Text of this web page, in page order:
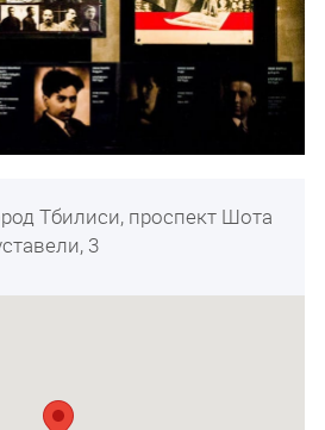
Тбилиси, проспект Шота
3